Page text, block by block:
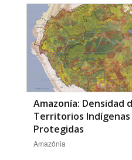
Amazonía: Densidad
Territorios
Protegidas
Amazônia